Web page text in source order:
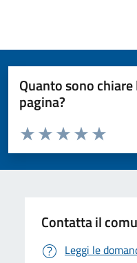
Quanto sono
pagina?
Valuta da 1 a 5 stelle la pagina
Valuta 5
Valuta 4
Valuta 3 stelle
Valuta 2 stelle su 5
Valuta 1 stelle su 5
Contatta il
Leggi le